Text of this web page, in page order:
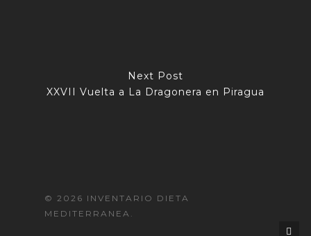
Next Post
XXVII Vuelta a La Dragonera en Piragua
© 2026 INVENTARIO DIETA
MEDITERRANEA.